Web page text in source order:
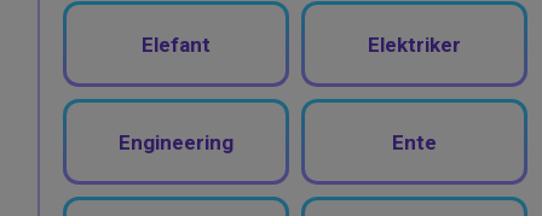
Elefant Elektriker
Engineering Ente